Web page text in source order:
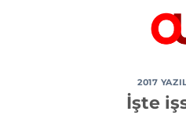
2017
İşte